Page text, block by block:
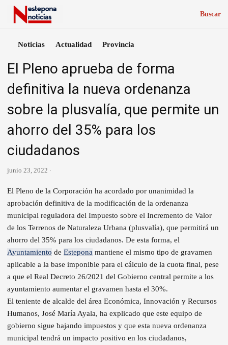
Buscar
Noticias Actualidad Provincia
El Pleno aprueba de forma
definitiva la nueva ordenanza
sobre la plusvalía, que permite un
ahorro del 35% para los
ciudadanos
junio 23, 2022 ·
El Pleno de la Corporación ha acordado por unanimidad la
aprobación definitiva de la modificación de la ordenanza
municipal reguladora del Impuesto sobre el Incremento de Valor
de los Terrenos de Naturaleza Urbana (plusvalía), que permitirá un
ahorro del 35% para los ciudadanos. De esta forma, el
Ayuntamiento de Estepona mantiene el mismo tipo de gravamen
aplicable a la base imponible para el cálculo de la cuota final, pese
a que el Real Decreto 26/2021 del Gobierno central permite a los
ayuntamiento aumentar el gravamen hasta el 30%.
El teniente de alcalde del área Económica, Innovación y Recursos
Humanos, José María Ayala, ha explicado que este equipo de
gobierno sigue bajando impuestos y que esta nueva ordenanza
municipal tendrá un impacto positivo en los ciudadanos,